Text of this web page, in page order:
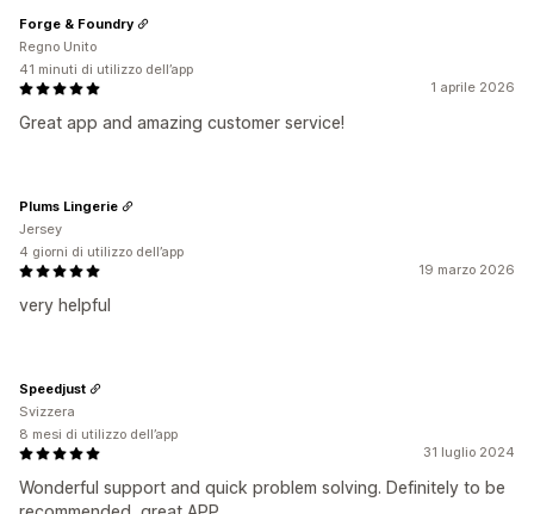
1 aprile 2026
Great app and amazing customer service!
Forge & Foundry
Regno Unito
41 minuti di utilizzo dell’app
19 marzo 2026
very helpful
Plums Lingerie
Jersey
4 giorni di utilizzo dell’app
31 luglio 2024
Wonderful support and quick problem solving. Definitely to be
Speedjust
Svizzera
8 mesi di utilizzo dell’app